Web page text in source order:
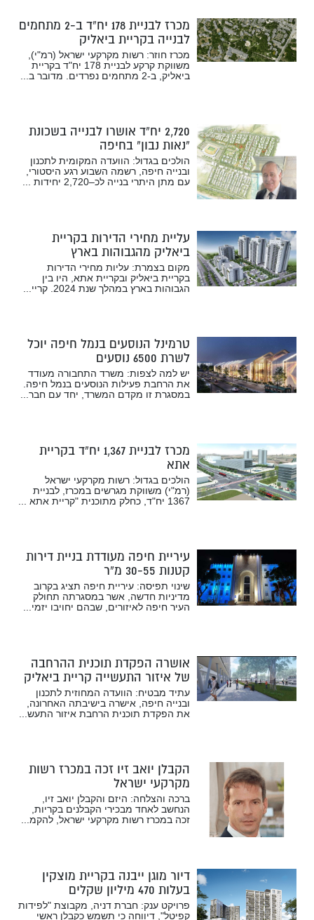
מכרז לבניית 178 יח”ד ב-2 מתחמים
לבנייה בקריית ביאליק
מכרז חוזר: רשות מקרקעי ישראל (רמ"י),
משווקת קרקע לבניית 178 יח"ד בקריית
ביאליק, ב-2 מתחמים נפרדים. מדובר ב...
2,720 יח”ד אושרו לבנייה בשכונת
“נאות נבון” בחיפה
הולכים בגדול: הוועדה המקומית לתכנון
ובנייה חיפה, רשמה השבוע רגע היסטורי,
עם מתן היתרי בנייה לכ–2,720 יחידות ...
עליית מחירי הדירות בקריית
ביאליק מהגבוהות בארץ
מקום בצמרת: עליות מחירי הדירות
בקריית ביאליק ובקריית אתא, היו בין
הגבוהות בארץ במהלך שנת 2024. קריי...
טרמינל הנוסעים בנמל חיפה יוכל
לשרת 6500 נוסעים
יש למה לצפות: משרד התחבורה מעודד
את הרחבת פעילות הנוסעים בנמל חיפה.
במסגרת זו מקדם המשרד, יחד עם חבר...
מכרז לבניית 1,367 יח”ד בקריית
אתא
הולכים בגדול: רשות מקרקעי ישראל
(רמ"י) משווקת מגרשים במכרז, לבניית
1367 יח"ד, כחלק מתוכנית "קריית אתא ...
עיריית חיפה מעודדת בניית דירות
קטנות 30-55 מ”ר
שינוי תפיסה: עיריית חיפה תציג בקרוב
מדיניות חדשה, אשר במסגרתה תחולק
העיר חיפה לאיזורים, שבהם יחויבו יזמי...
אושרה הפקדת תוכנית ההרחבה
של איזור התעשייה קריית ביאליק
עתיד מבטיח: הוועדה המחוזית לתכנון
ובנייה חיפה, אישרה בישיבתה האחרונה,
את הפקדת תוכנית הרחבת איזור התעש...
הקבלן יואב זיו זכה במכרז רשות
מקרקעי ישראל
ברכה והצלחה: היזם והקבלן יואב זיו,
הנחשב לאחד מבכירי הקבלנים בקריות,
זכה במכרז רשות מקרקעי ישראל, להקמ...
דיור מוגן ייבנה בקריית מוצקין
בעלות 470 מיליון שקלים
פרויקט ענק: חברת דניה, מקבוצת "לפידות
קפיטל", דיווחה כי תשמש כקבלן ראשי